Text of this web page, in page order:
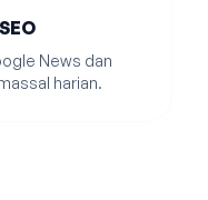
News dan
harian.